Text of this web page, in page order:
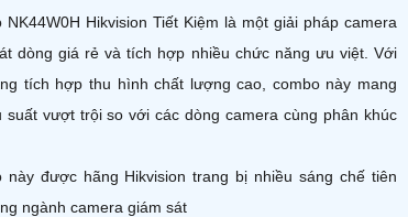
NK44W0H Hikvision Tiết Kiệm là một giải pháp camera
dòng giá rẻ và tích hợp nhiều chức năng ưu việt. Với
tích hợp thu hình chất lượng cao, combo này mang
suất vượt trội so với các dòng camera cùng phân khúc
này được hãng Hikvision trang bị nhiều sáng chế tiên
ngành camera giám sát